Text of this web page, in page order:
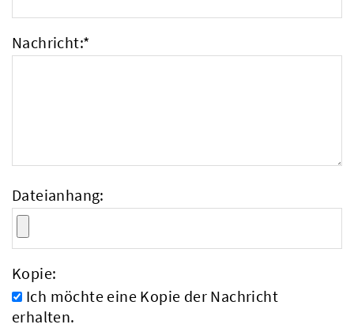
Nachricht:*
Dateianhang:
Kopie:
Ich möchte eine Kopie der Nachricht
erhalten.